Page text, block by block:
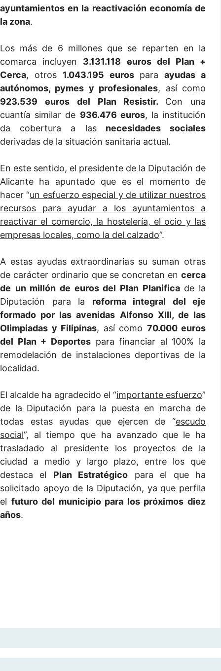
ayuntamientos en la reactivación economía de
la zona.
Los más de 6 millones que se reparten en la
comarca incluyen 3.131.118 euros del Plan +
Cerca, otros 1.043.195 eurosparaayudas a
autónomos, pymes y profesionales, así como
923.539 euros del Plan Resistir. Con una
cuantía similar de 936.476 euros, la institución
da cobertura a lasnecesidades sociales
derivadas de la situación sanitaria actual.
En este sentido, el presidente de la Diputación de
Alicante ha apuntado que es el momento de
hacer “un esfuerzo especial y de utilizar nuestros
recursos para ayudar a los ayuntamientos a
reactivar el comercio, la hostelería, el ocio y las
empresas locales, como la del calzado”.
A estas ayudas extraordinarias su suman otras
de carácter ordinario que se concretan en cerca
de un millón de euros del Plan Planificade la
Diputación para la reforma integral del eje
formado por las avenidas Alfonso XIII, de las
Olimpiadas y Filipinas, así como 70.000 euros
del Plan + Deportespara financiar al 100% la
remodelación de instalaciones deportivas de la
localidad.
El alcalde ha agradecido el “importante esfuerzo”
de la Diputación para la puesta en marcha de
todas estas ayudas que ejercen de “escudo
social”, al tiempo que ha avanzado que le ha
trasladado al presidente los proyectos de la
ciudad a medio y largo plazo, entre los que
destaca el Plan Estratégico para el que ha
solicitado apoyo de la Diputación, ya que perfila
el futuro del municipio para los próximos diez
años.